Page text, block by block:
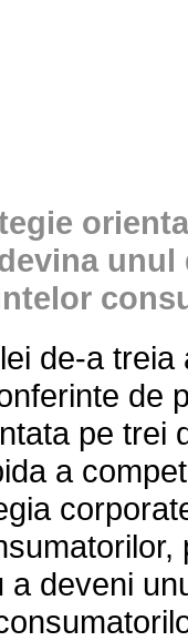
de-a
de
pe trei
a
a deveni